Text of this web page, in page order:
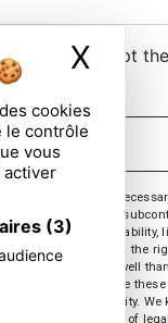
cookies
le contrôle
vous
activer
(3)
X
box, I accept
**
SEND
communicated are
are intended and its
erasure, portability,
at any time and the
authority, as well
You can exercise
for proof of identity. We
then for the duration of